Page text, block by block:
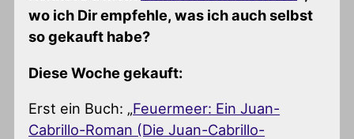
wo ich Dir empfehle, was ich auch selbst
so gekauft habe?
Diese Woche gekauft:
Erst ein Buch: „Feuermeer: Ein Juan-
Cabrillo-Roman (Die Juan-Cabrillo-